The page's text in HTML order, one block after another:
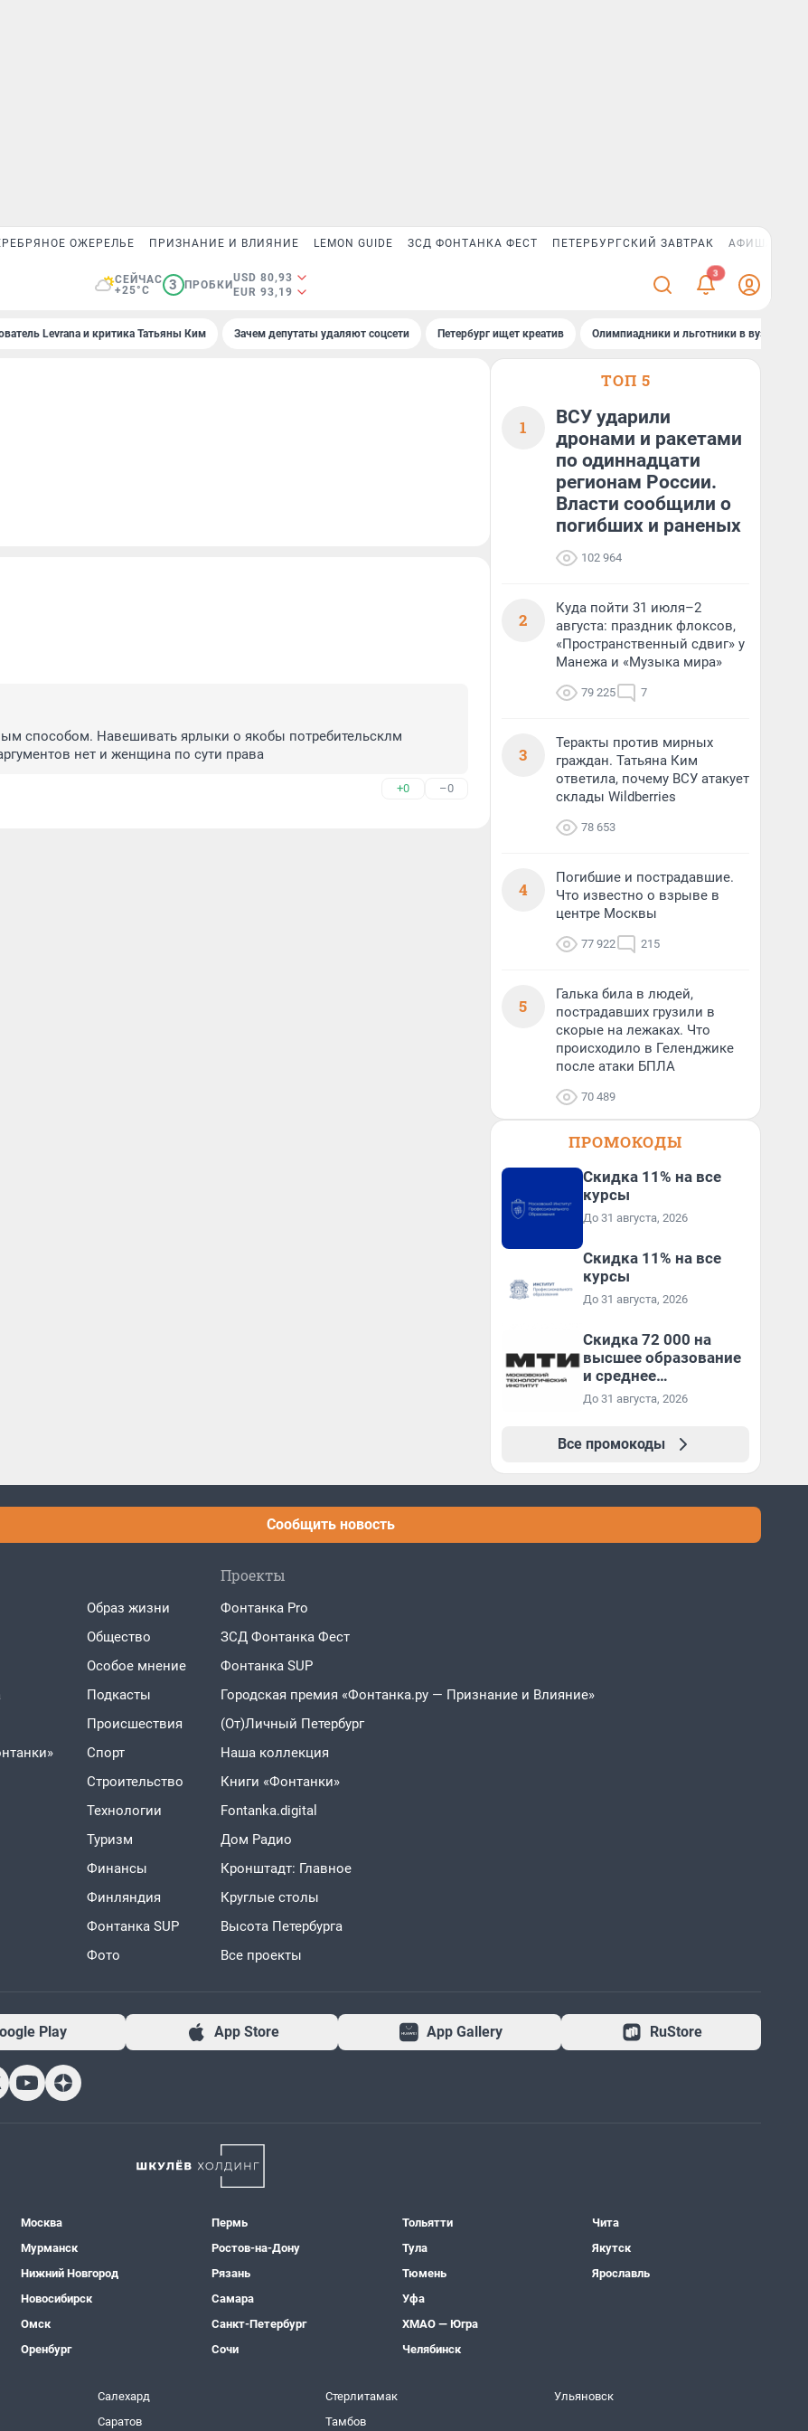
ОЖЕРЕЛЬЕ ПРИЗНАНИЕ И ВЛИЯНИЕ LEMON GUIDE ЗСД ФОНТАНКА ФЕСТ ПЕТЕРБУРГСКИЙ ЗАВТРАК АФИША PLUS
СЕЙЧАС
+25°C
3 ПРОБКИ
USD 80,93
EUR 93,19
Levrana и критика Татьяны Ким Зачем депутаты удаляют соцсети Петербург ищет креатив Олимпиадники и льготники в вузах СПб
способом. Навешивать ярлыки о якобы потребительсклм
нет и женщина по сути права
+0 –0
ТОП 5
1
ВСУ ударили
дронами и ракетами
по одиннадцати
регионам России.
Власти сообщили о
погибших и раненых
102 964
2
Куда пойти 31 июля–2
августа: праздник флоксов,
«Пространственный сдвиг» у
Манежа и «Музыка мира»
79 225 7
3
Теракты против мирных
граждан. Татьяна Ким
ответила, почему ВСУ атакует
склады Wildberries
78 653
4
Погибшие и пострадавшие.
Что известно о взрыве в
центре Москвы
77 922 215
5
Галька била в людей,
пострадавших грузили в
скорые на лежаках. Что
происходило в Геленджике
после атаки БПЛА
70 489
ПРОМОКОДЫ
Скидка 11% на все
курсы
До 31 августа, 2026
Скидка 11% на все
курсы
До 31 августа, 2026
Скидка 72 000 на
высшее образование
и среднее
специальное
До 31 августа, 2026
Все промокоды
Сообщить новость
Образ жизни
Общество
Особое мнение
Подкасты
Проиcшествия
Спорт
Строительство
Технологии
Туризм
Финансы
Финляндия
Фонтанка SUP
Фото
Проекты
Фонтанка Pro
ЗСД Фонтанка Фест
Фонтанка SUP
Городская премия «Фонтанка.ру — Признание и Влияние»
(От)Личный Петербург
Наша коллекция
Книги «Фонтанки»
Fontanka.digital
Дом Радио
Кронштадт: Главное
Круглые столы
Высота Петербурга
Все проекты
Play App Store App Gallery RuStore
Москва
Мурманск
Нижний Новгород
Новосибирск
Омск
Оренбург
Пермь
Ростов-на-Дону
Рязань
Самара
Санкт-Петербург
Сочи
Тольятти
Тула
Тюмень
Уфа
ХМАО — Югра
Челябинск
Чита
Якутск
Ярославль
Салехард
Саратов
Стерлитамак
Тамбов
Ульяновск